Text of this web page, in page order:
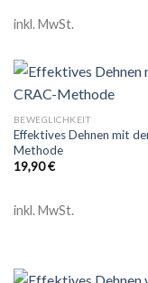
inkl. MwSt.
BEWEGLICHKEIT
Effektives Dehnen mit
Methode
19,90€
inkl. MwSt.